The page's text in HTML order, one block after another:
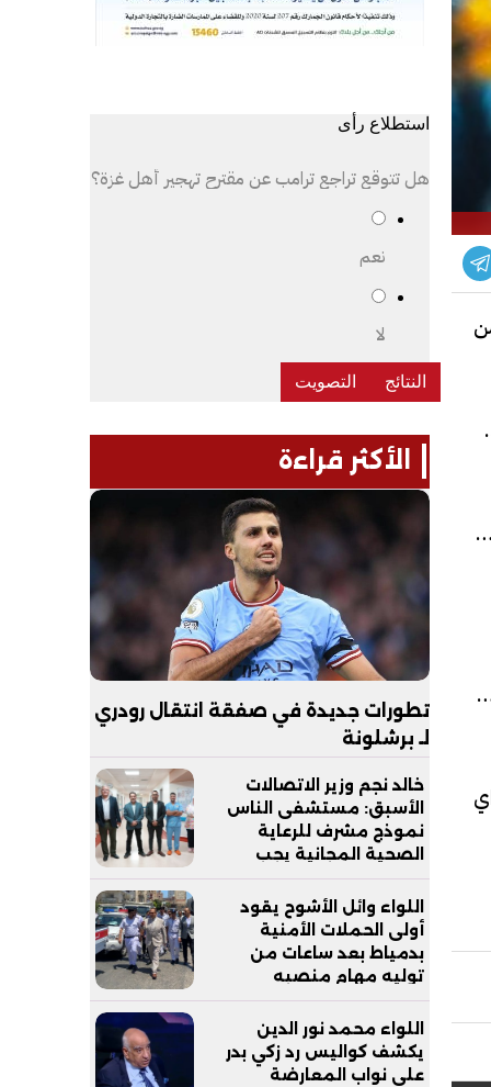
استطلاع رأى
هل تتوقع تراجع ترامب عن مقترح تهجير أهل غزة؟
نعم
لا
الأكثر قراءة
تطورات جديدة في صفقة انتقال رودري
لـ برشلونة
خالد نجم وزير الاتصالات
الأسبق: مستشفى الناس
نموذج مشرف للرعاية
الصحية المجانية يجب
مساندته
اللواء وائل الأشوح يقود
أولى الحملات الأمنية
بدمياط بعد ساعات من
توليه مهام منصبه
اللواء محمد نور الدين
يكشف كواليس رد زكي بدر
على نواب المعارضة